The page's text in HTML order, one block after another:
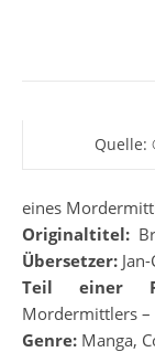
Quelle:
eines
Originaltitel:
Übersetzer:
Teil einer
Mordermittlers –
Genre: Manga,